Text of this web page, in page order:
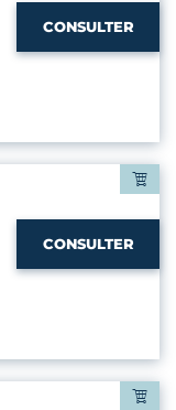
CONSULTER
CONSULTER